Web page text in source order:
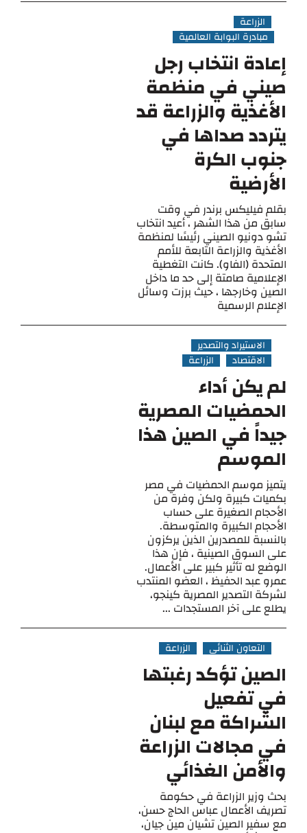
الزراعة
مبادرة البوابة العالمية
إعادة انتخاب رجل
صيني في منظمة
الأغذية والزراعة قد
يتردد صداها في
جنوب الكرة
الأرضية
بقلم فيليكس برندر في وقت
سابق من هذا الشهر ، أعيد انتخاب
تشو دونيو الصيني رئيسًا لمنظمة
الأغذية والزراعة التابعة للأمم
المتحدة (الفاو). كانت التغطية
الإعلامية صامتة إلى حد ما داخل
الصين وخارجها ، حيث برزت وسائل
الإعلام الرسمية
الاستيراد والتصدير
الاقتصاد
الزراعة
لم يكن أداء
الحمضيات المصرية
جيداً في الصين هذا
الموسم
يتميز موسم الحمضيات في مصر
بكميات كبيرة ولكن وفرة من
الأحجام الصغيرة على حساب
الأحجام الكبيرة والمتوسطة.
بالنسبة للمصدرين الذين يركزون
على السوق الصينية ، فإن هذا
الوضع له تأثير كبير على الأعمال.
عمرو عبد الحفيظ ، العضو المنتدب
لشركة التصدير المصرية كينجو،
يطلع على آخر المستجدات ...
التعاون الثنائي الزراعة
الصين تؤكد رغبتها
في تفعيل
الشراكة مع لبنان
في مجالات الزراعة
والأمن الغذائي
بحث وزير الزراعة في حكومة
تصريف الأعمال عباس الحاج حسن،
مع سفير الصين تشيان مين جيان،